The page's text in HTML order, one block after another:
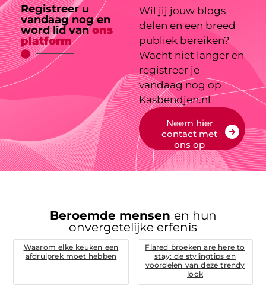
Registreer u
vandaag nog en
word lid vanons
platform
Wil jij jouw blogs
delen en een breed
publiek bereiken?
Wacht niet langer en
registreer je
vandaag nog op
Kasbendjen.nl
Neem hier
contact met
ons op
Beroemde mensen en hun
onvergetelijke erfenis
Waarom elke keuken een
afdruiprek moet hebben
Flared broeken are here to
stay: de stylingtips en
voordelen van deze trendy
look